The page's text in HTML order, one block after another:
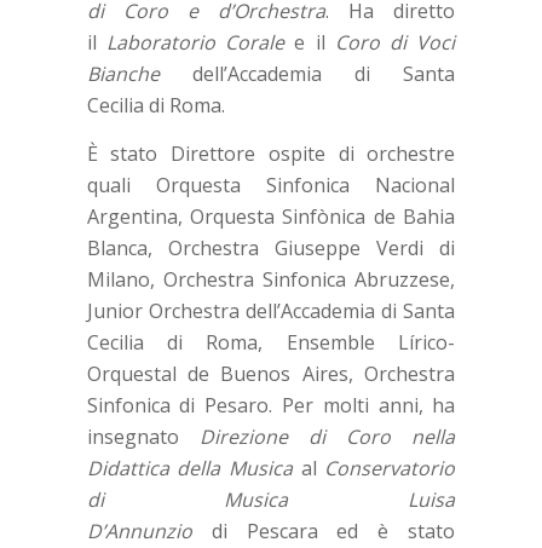
di Coro e d’Orchestra. Ha diretto
il Laboratorio Coralee il Coro di Voci
Bianchedell’Accademia di Santa
Cecilia di Roma.
È stato Direttore ospite di orchestre
quali Orquesta Sinfonica Nacional
Argentina, Orquesta Sinfònica de Bahia
Blanca, Orchestra Giuseppe Verdi di
Milano, Orchestra Sinfonica Abruzzese,
Junior Orchestra dell’Accademia di Santa
Cecilia di Roma, Ensemble Lírico-
Orquestal de Buenos Aires, Orchestra
Sinfonica di Pesaro. Per molti anni, ha
insegnato Direzione di Coro nella
Didattica della Musicaal Conservatorio
di Musica Luisa
D’Annunziodi Pescara ed è stato